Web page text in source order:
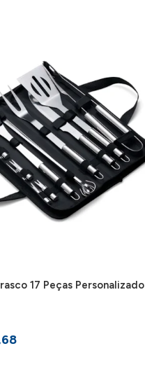
17 Peças Personalizado